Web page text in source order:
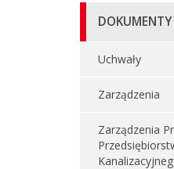
DOKUMENTY
Uchwały
Zarządzenia
Zarządzenia